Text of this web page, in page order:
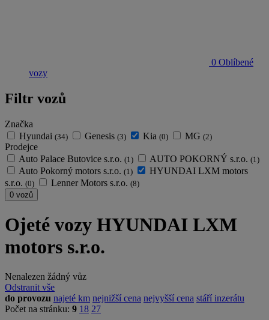
0 Oblíbené
vozy
Filtr vozů
Značka
Hyundai (34) Genesis (3) Kia (0) MG (2)
Prodejce
Auto Palace Butovice s.r.o. (1) AUTO POKORNÝ s.r.o. (1)
Auto Pokorný motors s.r.o. (1)
HYUNDAI LXM motors
s.r.o. (0) Lenner Motors s.r.o. (8)
0 vozů
Ojeté vozy HYUNDAI LXM
motors s.r.o.
Nenalezen žádný vůz
Odstranit vše
do provozu najeté km nejnižší cena nejvyšší cena stáří inzerátu
Počet na stránku: 9 18 27